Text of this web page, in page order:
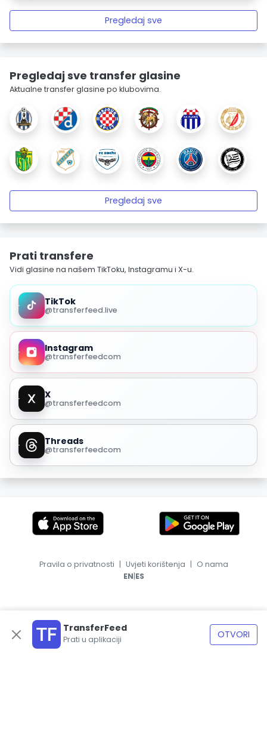
Pregledaj sve
Pregledaj sve transfer glasine
Aktualne transfer glasine po klubovima.
Pregledaj sve
Prati transfere
Vidi glasine na našem TikToku, Instagramu i X-u.
TikTok
@transferfeed.live
Instagram
@transferfeedcom
X
@transferfeedcom
Threads
@transferfeedcom
TransferFeed
Prati u aplikaciji OTVORI
Pravila o privatnosti | Uvjeti korištenja | O nama
EN|ES